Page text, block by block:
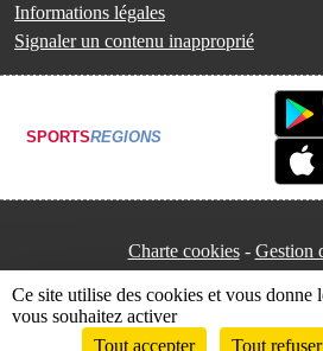
Informations légales
Signaler un contenu inapproprié
SPORTSREGIONS
Charte cookies Gestion
Envie de participer ?
Ce site utilise des cookies et vous donne
vous souhaitez activer
Tout accepter
Tout refuser